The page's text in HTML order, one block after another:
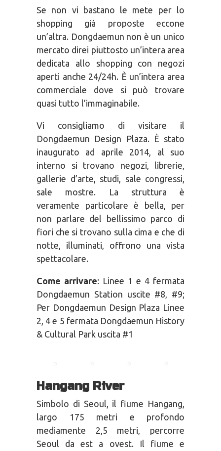
Se non vi bastano le mete per lo
shopping già proposte eccone
un’altra. Dongdaemun non è un unico
mercato direi piuttosto un’intera area
dedicata allo shopping con negozi
aperti anche 24/24h. È un’intera area
commerciale dove si può trovare
quasi tutto l’immaginabile.
Vi consigliamo di visitare il
Dongdaemun Design Plaza. È stato
inaugurato ad aprile 2014, al suo
interno si trovano negozi, librerie,
gallerie d’arte, studi, sale congressi,
sale mostre. La struttura è
veramente particolare è bella, per
non parlare del bellissimo parco di
fiori che si trovano sulla cima e che di
notte, illuminati, offrono una vista
spettacolare.
Come arrivare: Linee 1 e 4 fermata
Dongdaemun Station uscite #8, #9;
Per Dongdaemun Design Plaza Linee
2, 4 e 5 fermata Dongdaemun History
& Cultural Park uscita #1
Hangang River
Simbolo di Seoul, il fiume Hangang,
largo 175 metri e profondo
mediamente 2,5 metri, percorre
Seoul da est a ovest. Il fiume e